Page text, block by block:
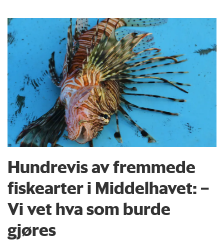
Hundrevis av fremmede
fiskearter i Middelhavet: –
Vi vet hva som burde
gjøres